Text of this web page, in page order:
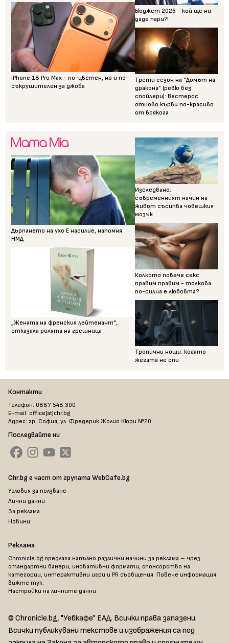
iPhone 18 Pro Max - по-цветен, но и по-
съкрушителен за джоба
Бюджет 2026 - кой ще ни
даде пари?!
Трети сезон на “Домът на
дракона” (ревю без
спойлери): Вестерос
отново кърви по-красиво
от всякога
Дърпането на ухо Е насилие, напомня
НМД
„Жената на френския лейтенант“,
отказала ролята на грешница
Изследване:
съвременният начин на
живот съсипва човешкия
мозък
Колкото повече секс
правим правим - толкова
по-силна е любовта?
Тропични нощи: когато
жегата не спи
Контакти
Телефон: 0887 548 300
E-mail: office[at]chr.bg
Адрес: гр. София, ул. Фредерик Жолио Кюри №20
Последвайте ни
Chr.bg е част от групата WebCafe.bg
Условия за ползване
Лични данни
За реклама
Новини
Реклама
Chronicle.bg предлага напълно различни начини за реклама – чрез
стандартни банери, иновативни формати, спонсорство на
категории, интерактивни игри и PR съобщения. Повече информация
вижте тук.
Настройки на личните данни
© Chronicle.bg, "Уебкафе" ЕАД. Всички права запазени.
Всички публикувани текстове и изображения са под